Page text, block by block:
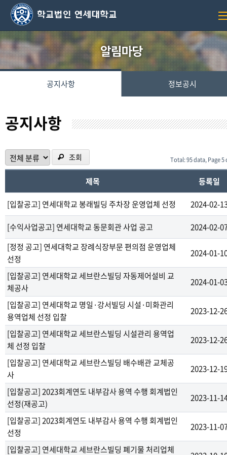
공지사항 정보공시
공지사항
조회 Total: 95 data, Page 5
제목 등록일
[입찰공고] 연세대학교 봉래빌딩 주차장 운영업체 선정 2024-02-
[수익사업공고] 연세대학교 동문회관 사업 공고
2024-02-
[정정 공고] 연세대학교 장례식장부문 편의점 운영업체
선정
2024-01-
[입찰공고] 연세대학교 세브란스빌딩 자동제어설비 교
체공사
2024-01-
[입찰공고] 연세대학교 명일·강서빌딩 시설·미화관리
용역업체 선정 입찰
2023-12-
[입찰공고] 연세대학교 세브란스빌딩 시설관리 용역업
체 선정 입찰
2023-12-
[입찰공고] 연세대학교 세브란스빌딩 배수배관 교체공
사
2023-12-
[입찰공고] 2023회계연도 내부감사 용역 수행 회계법인
선정(재공고)
2023-11-
[입찰공고] 2023회계연도 내부감사 용역 수행 회계법인
선정
2023-11-
[입찰공고] 연세대학교 세브란스빌딩 폐기물 처리업체